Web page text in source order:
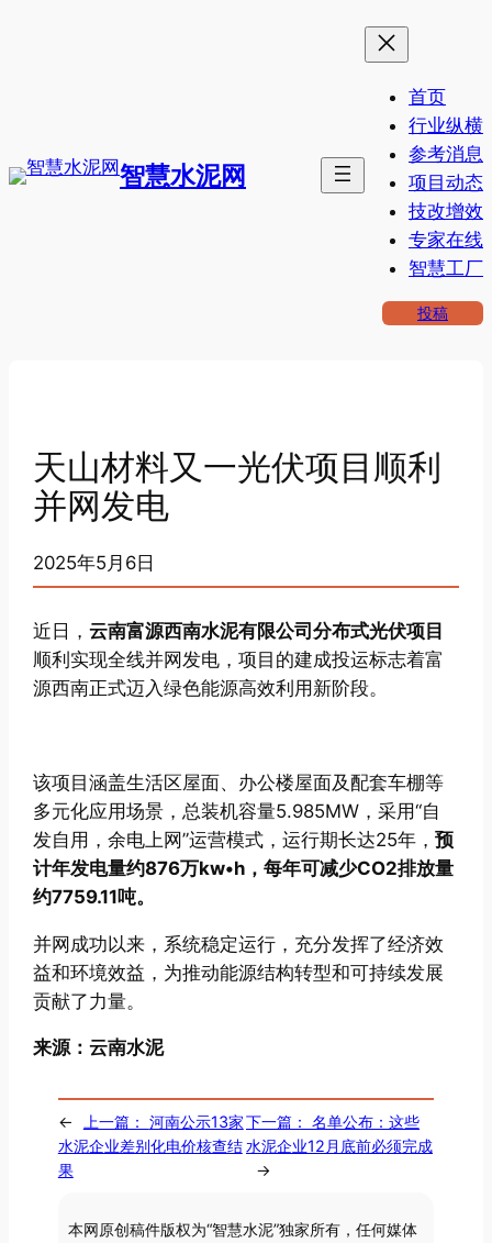
智慧水泥网
首页
行业纵横
参考消息
项目动态
技改增效
专家在线
智慧工厂
投稿
天山材料又一光伏项目顺利
并网发电
2025年5月6日
近日，云南富源西南水泥有限公司分布式光伏项目
顺利实现全线并网发电，项目的建成投运标志着富
源西南正式迈入绿色能源高效利用新阶段。
该项目涵盖生活区屋面、办公楼屋面及配套车棚等
多元化应用场景，总装机容量5.985MW，采用“自
发自用，余电上网”运营模式，运行期长达25年，预
计年发电量约876万kw•h，每年可减少CO2排放量
约7759.11吨。
并网成功以来，系统稳定运行，充分发挥了经济效
益和环境效益，为推动能源结构转型和可持续发展
贡献了力量。
来源：云南水泥
← 上一篇： 河南公示13家
水泥企业差别化电价核查结
果
下一篇： 名单公布：这些
水泥企业12月底前必须完成
→
本网原创稿件版权为“智慧水泥”独家所有，任何媒体